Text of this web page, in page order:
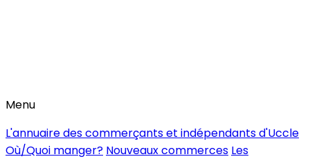
Menu
L'annuaire des commerçants et indépendants d'Uccle
Où/Quoi manger? Nouveaux commerces Les